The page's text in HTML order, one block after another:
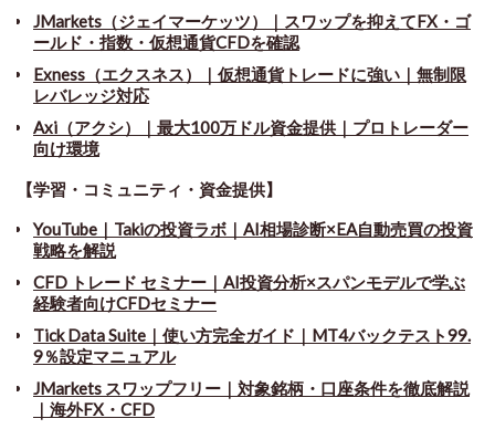
JMarkets（ジェイマーケッツ）｜スワップを抑えてFX・ゴ
ールド・指数・仮想通貨CFDを確認
Exness（エクスネス）｜仮想通貨トレードに強い｜無制限
レバレッジ対応
Axi（アクシ）｜最大100万ドル資金提供｜プロトレーダー
向け環境
【学習・コミュニティ・資金提供】
YouTube｜Takiの投資ラボ｜AI相場診断×EA自動売買の投資
戦略を解説
CFD トレード セミナー ｜ AI投資分析×スパンモデルで学ぶ
経験者向けCFDセミナー
Tick Data Suite ｜ 使い方完全ガイド｜MT4バックテスト99.
9％設定マニュアル
JMarkets スワップフリー ｜ 対象銘柄・口座条件を徹底解説
｜海外FX・CFD